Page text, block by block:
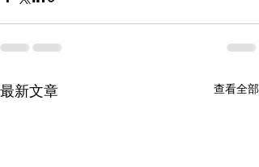
最新文章 查看全部